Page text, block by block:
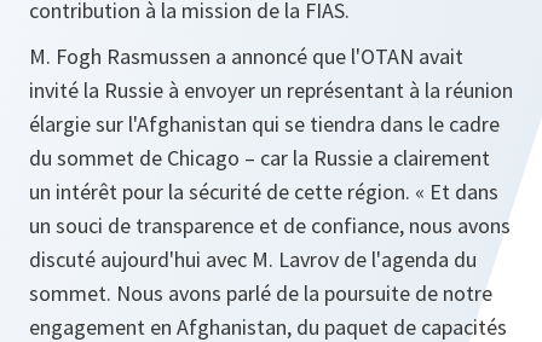
contribution à la mission de la FIAS.
M. Fogh Rasmussen a annoncé que l'OTAN avait
invité la Russie à envoyer un représentant à la réunion
élargie sur l'Afghanistan qui se tiendra dans le cadre
du sommet de Chicago – car la Russie a clairement
un intérêt pour la sécurité de cette région. « Et dans
un souci de transparence et de confiance, nous avons
discuté aujourd'hui avec M. Lavrov de l'agenda du
sommet. Nous avons parlé de la poursuite de notre
engagement en Afghanistan, du paquet de capacités